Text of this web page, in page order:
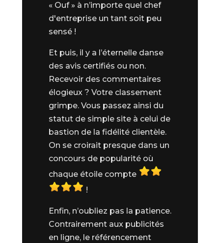
« Ouf » à n’importe quel chef
d'entreprise un tant soit peu
sensé !
Et puis, il y a l’éternelle danse
des avis certifiés ou non.
Recevoir des commentaires
élogieux ? Votre classement
grimpe. Vous passez ainsi du
statut de simple site à celui de
bastion de la fidélité clientèle.
On se croirait presque dans un
concours de popularité où
chaque étoile compte
!
Enfin, n’oubliez pas la patience.
Contrairement aux publicités
en ligne, le référencement